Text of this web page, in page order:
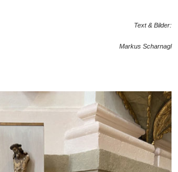
Text & Bilder:
Markus Scharnagl